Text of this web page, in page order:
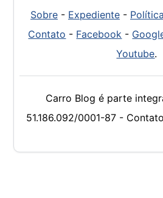
Sobre- Expediente-
Contato - Facebook -
Youtube.
Carro Blog é parte
51.186.092/0001-87 -